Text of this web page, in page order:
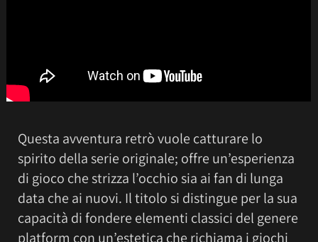
Questa avventura retrò vuole catturare lo
spirito della serie originale; offre un’esperienza
di gioco che strizza l’occhio sia ai fan di lunga
data che ai nuovi. Il titolo si distingue per la sua
capacità di fondere elementi classici del genere
platform con un’estetica che richiama i giochi